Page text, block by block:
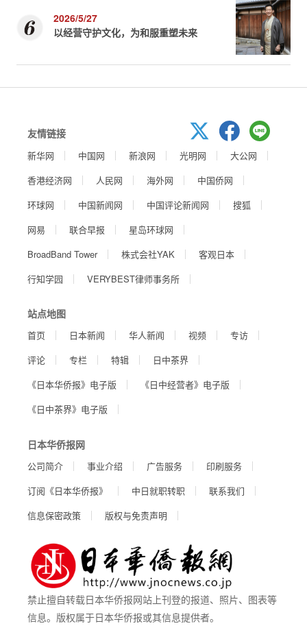
2026/5/27
以经营守护文化，为和服重塑未来
友情链接
新华网 中国网 新浪网 光明网
大公网
香港经济网
人民网 海外网
中国侨网
环球网
中国新闻网 中国评论新闻网
搜狐
网易
联合早报
星岛环球网
BroadBand Tower
株式会社YAK
客观日本
行知学园
VERYBEST律师事务所
站点地图
首页 日本新闻 华人新闻 视频
专访
评论
专栏 特辑
日中茶界
《日本华侨报》电子版
《日中经营者》电子版
《日中茶界》电子版
日本华侨报网
公司简介 事业介绍 广告服务
印刷服务
订阅《日本华侨报》
中日就职转职
联系我们
信息保密政策
版权与免责声明
禁止擅自转载日本华侨报网站上刊登的报道、照片、图表等
信息。版权属于日本华侨报或其信息提供者。